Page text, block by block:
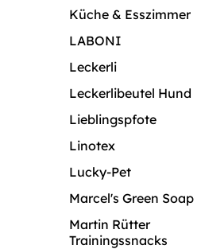
Küche & Esszimmer
LABONI
Leckerli
Leckerlibeutel Hund
Lieblingspfote
Linotex
Lucky-Pet
Marcel's Green Soap
Martin Rütter
Trainingssnacks